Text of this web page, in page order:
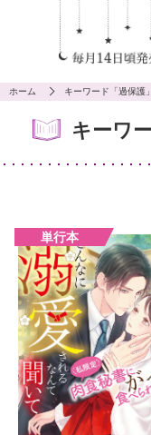
ホーム キーワード「過保護
キーワ